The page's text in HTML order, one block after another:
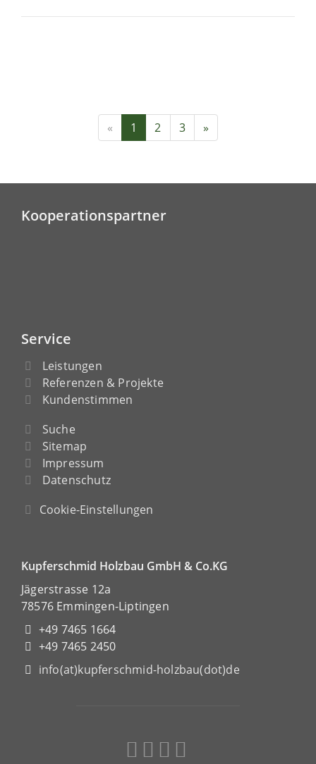
« 1 2 3 »
Kooperationspartner
Service
Leistungen
Referenzen & Projekte
Kundenstimmen
Suche
Sitemap
Impressum
Datenschutz
Cookie-Einstellungen
Kupferschmid Holzbau GmbH & Co.KG
Jägerstrasse 12a
78576 Emmingen-Liptingen
+49 7465 1664
+49 7465 2450
info(at)kupferschmid-holzbau(dot)de